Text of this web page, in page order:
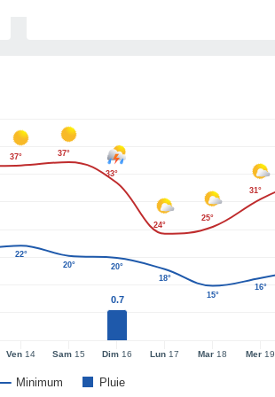
Minimum Pluie
Ven 14 Sam 15 Dim16 Lun 17 Mar 18 Mer 19
0.7
37° 37°
33°
24°
25°
31°
22°
20°
20°
18°
15°
16°